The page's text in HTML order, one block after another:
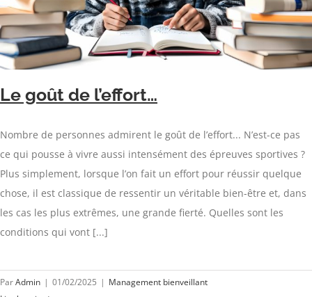
Le goût de l’effort…
Nombre de personnes admirent le goût de l’effort... N’est-ce pas
ce qui pousse à vivre aussi intensément des épreuves sportives ?
Plus simplement, lorsque l’on fait un effort pour réussir quelque
chose, il est classique de ressentir un véritable bien-être et, dans
les cas les plus extrêmes, une grande fierté. Quelles sont les
conditions qui vont [...]
ParAdmin | 01/02/2025 | Management bienveillant